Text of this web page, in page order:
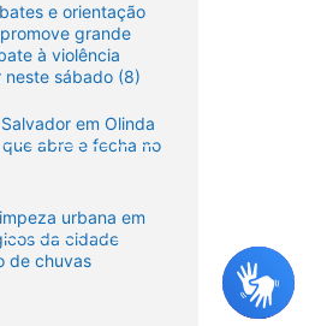
e orientação
grande
à violência
neste sábado (8)
em Olinda
abre e fecha no
urbana em
da cidade
de chuvas